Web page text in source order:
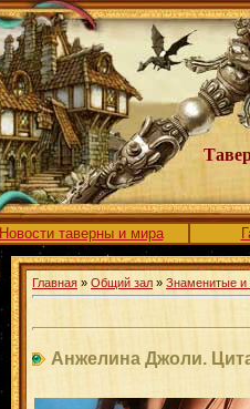
Новости таверны и мира
Главная » Общий зал » Знаменитые и
Анжелина Джоли.